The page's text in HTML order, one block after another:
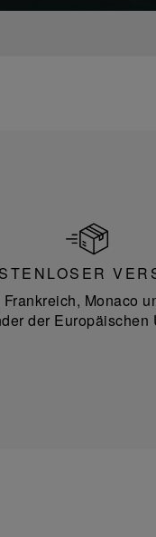
Frankreich, Monaco
der Europäischen